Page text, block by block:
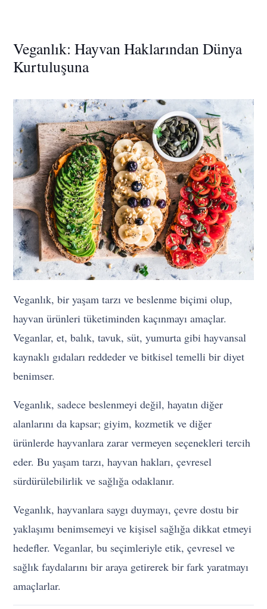
Veganlık: Hayvan Haklarından Dünya
Kurtuluşuna
Veganlık, bir yaşam tarzı ve beslenme biçimi olup,
hayvan ürünleri tüketiminden kaçınmayı amaçlar.
Veganlar, et, balık, tavuk, süt, yumurta gibi hayvansal
kaynaklı gıdaları reddeder ve bitkisel temelli bir diyet
benimser.
Veganlık, sadece beslenmeyi değil, hayatın diğer
alanlarını da kapsar; giyim, kozmetik ve diğer
ürünlerde hayvanlara zarar vermeyen seçenekleri tercih
eder. Bu yaşam tarzı, hayvan hakları, çevresel
sürdürülebilirlik ve sağlığa odaklanır.
Veganlık, hayvanlara saygı duymayı, çevre dostu bir
yaklaşımı benimsemeyi ve kişisel sağlığa dikkat etmeyi
hedefler. Veganlar, bu seçimleriyle etik, çevresel ve
sağlık faydalarını bir araya getirerek bir fark yaratmayı
amaçlarlar.